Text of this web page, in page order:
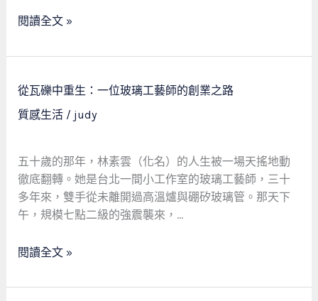
七
的
財
醒
之
旅
閱讀全文 »
從瓦礫中重生：一位玻璃工藝師的創業之路
質感生活/ judy
五十歲的那年，林素雲（化名）的人生被一場天搖地動
徹底翻轉。她是台北一間小工作室的玻璃工藝師，三十
多年來，雙手從未離開過高溫爐與硼矽玻璃管。那天下
午，規模七點二級的強震襲來，…
從
瓦
礫
生：
一
位
玻
工
閱讀全文 »